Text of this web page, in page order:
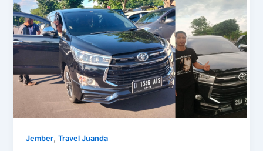
Jember,Travel Juanda